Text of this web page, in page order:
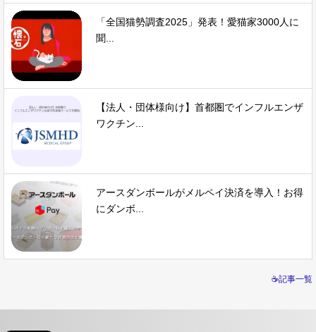
「全国猫勢調査2025」発表！愛猫家3000人に
聞...
【法人・団体様向け】首都圏でインフルエンザ
ワクチン...
アースダンボールがメルペイ決済を導入！お得
にダンボ...
☕記事一覧